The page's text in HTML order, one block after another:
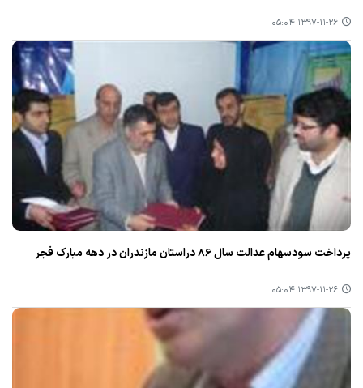
۱۳۹۷-۱۱-۲۶ ۰۵:۰۴
پرداخت سودسهام عدالت سال 86 دراستان مازندران در دهه مبارك فجر
۱۳۹۷-۱۱-۲۶ ۰۵:۰۴